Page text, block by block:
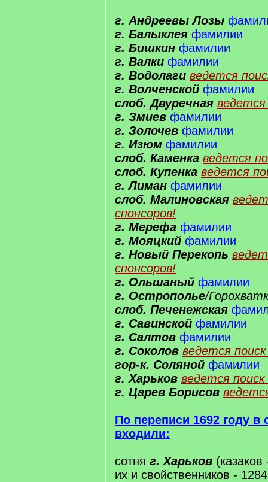
г. Андреевы Лозы
г. Балыклея фамилии
г. Бишкин фамилии
г. Валки фамилии
г. Водолаги ведется
г. Волченской фамилии
слоб. Двуречная ведется
г. Змиев фамилии
г. Золочев фамилии
г. Изюм фамилии
слоб. Каменка ведется
слоб. Купенка ведется
г. Лиман фамилии
слоб. Малиновская
спонсоров!
г. Мерефа фамилии
г. Мояцкий фамилии
г. Новый Перекопь
спонсоров!
г. Ольшаный фамилии
г. Острополье/
слоб. Печенежская
г. Савинской фамилии
г. Салтов фамилии
г. Соколов ведется
гор-к. Соляной фамилии
г. Харьков ведется поиск
г. Царев Борисов
По переписи 1692 году в
входили:
сотня г. Харьков
их и свойственников -